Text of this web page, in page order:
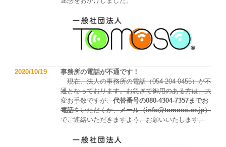
2020/10/19
事務所の電話が不通です！
現在、法人の事務所の電話（054-204-0455）が不
通となっております。お急ぎで御用のある方は、大
変お手数ですが、代替番号の080-4304-7357までお
電話をいただくか、メール（info@tomoso.or.jp）
でご連絡いただきますよう、お願いいたします。